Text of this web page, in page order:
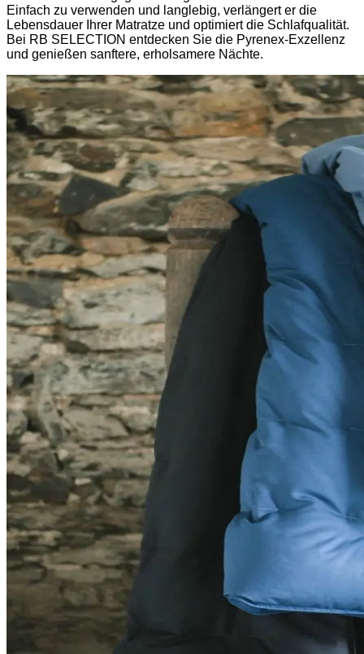
Einfach zu verwenden und langlebig, verlängert er die
Lebensdauer Ihrer Matratze und optimiert die Schlafqualität.
Bei RB SELECTION entdecken Sie die Pyrenex-Exzellenz
und genießen sanftere, erholsamere Nächte.